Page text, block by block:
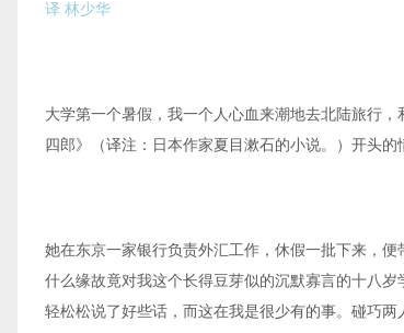
译 林少华
大学第一个暑假，我一个人心血来潮地去北陆旅行
四郎》（译注：日本作家夏目漱石的小说。）开头的
她在东京一家银行负责外汇工作，休假一批下来，
什么缘故竟对我这个长得豆芽似的沉默寡言的十八
轻松松说了好些话，而这在我是很少有的事。碰巧